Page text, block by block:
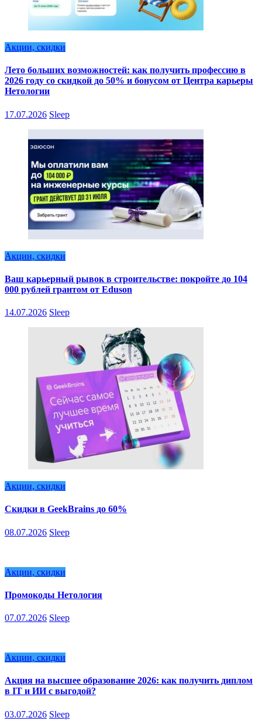
Акции, скидки
Лето больших возможностей: как получить профессию в
2026 году со скидкой до 50% и бонусом от Центра карьеры
Нетологии
17.07.2026 Sleep
Акции, скидки
Ваш карьерный рывок в строительстве: покройте до 104
000 рублей грантом от Eduson
14.07.2026 Sleep
Акции, скидки
Скидки в GeekBrains до 60%
08.07.2026 Sleep
Акции, скидки
Промокоды Нетология
07.07.2026 Sleep
Акции, скидки
Акция на высшее образование 2026: как получить диплом
в IT и ИИ с выгодой?
03.07.2026 Sleep